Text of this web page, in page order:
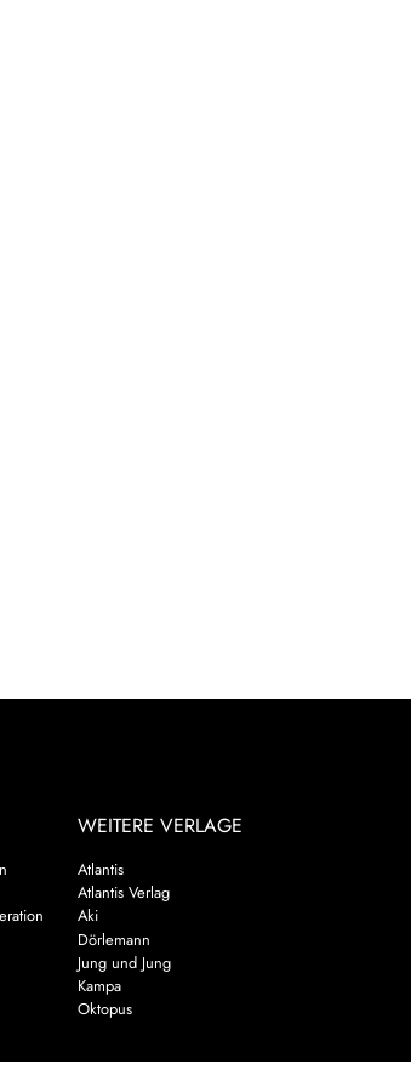
WEITERE VERLAGE
Atlantis
Atlantis Verlag
Aki
Dörlemann
Jung und Jung
Kampa
Oktopus